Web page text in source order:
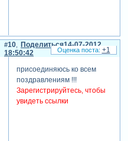
Поделиться
10
14-07-2012
18:50:42
присоединяюсь ко всем
поздравлениям !!!
Зарегистрируйтесь, чтобы
увидеть ссылки
+1